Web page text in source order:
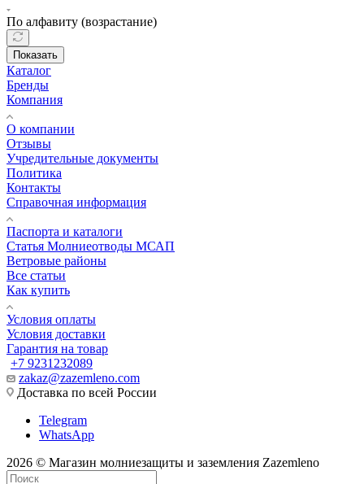
По алфавиту (возрастание)
Показать
Каталог
Бренды
Компания
О компании
Отзывы
Учредительные документы
Политика
Контакты
Справочная информация
Паспорта и каталоги
Статья Молниеотводы МСАП
Ветровые районы
Все статьи
Как купить
Условия оплаты
Условия доставки
Гарантия на товар
+7 9231232089
zakaz@zazemleno.com
Доставка по всей России
Telegram
WhatsApp
2026 © Магазин молниезащиты и заземления Zazemleno